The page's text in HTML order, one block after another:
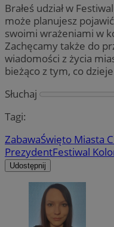
Brałeś udział w
może planujesz
swoimi wrażeniami w
Zachęcamy także do
wiadomości z życia
bieżąco z tym, co
Słuchaj
Tagi:
ZabawaŚwięto Miasta
PrezydentFestiwal
Udostępnij